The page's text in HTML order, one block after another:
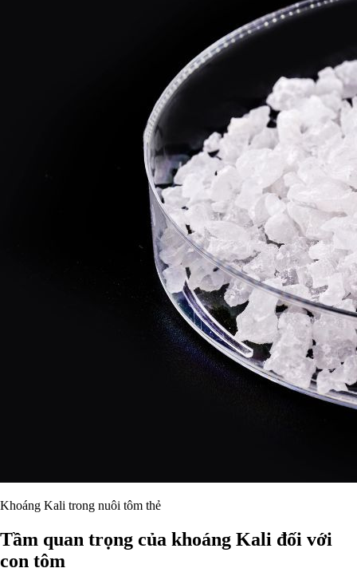
Khoáng Kali trong nuôi tôm thẻ
Tầm quan trọng của khoáng Kali đối với
con tôm